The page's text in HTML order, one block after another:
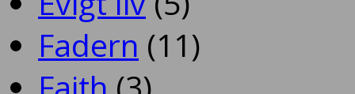
Fadern (11)